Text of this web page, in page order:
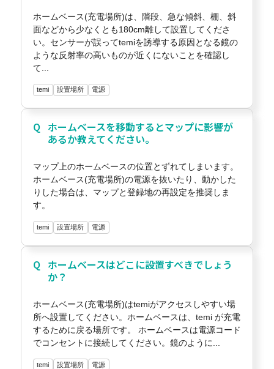
ホームベース(充電場所)は、階段、急な傾斜、棚、斜
面などから少なくとも180cm離して設置してくださ
い。センサーが誤ってtemiを誘導する原因となる鏡の
ような反射率の高いものが近くにないことを確認し
て...
temi 設置場所 電源
ホームベースを移動するとマップに影響が
あるか教えてください。
マップ上のホームベースの位置とずれてしまいます。
ホームベース(充電場所)の電源を抜いたり、動かした
りした場合は、マップと登録地の再設定を推奨しま
す。
temi 設置場所 電源
ホームベースはどこに設置すべきでしょう
か？
ホームベース(充電場所)はtemiがアクセスしやすい場
所へ設置してください。ホームベースは、temi が充電
するために戻る場所です。 ホームベースは電源コード
でコンセントに接続してください。鏡のように...
temi 設置場所 電源